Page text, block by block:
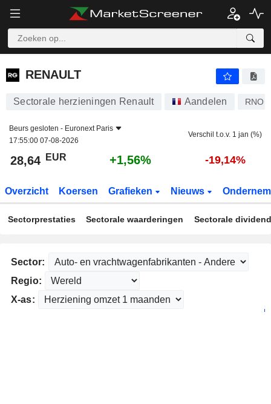
RENAULT
RENAULT
Sectorale herzieningen Renault Aandelen RNO
Beurs gesloten - Euronext Paris
17:55:00 07-08-2026
Verschil t.o.v. 1 jan (%)
28,64 EUR +1,56% -19,14%
Overzicht Koersen Grafieken Nieuws
Sectorprestaties Sectorale waarderingen Sectorale
Sector:
Regio:
X-as: